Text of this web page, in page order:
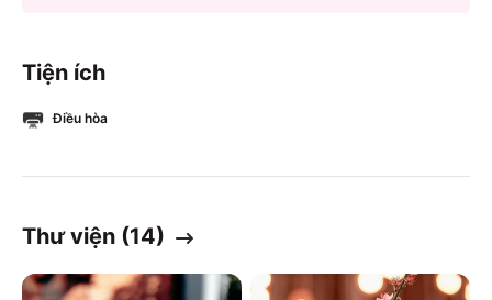
Tiện ích
Điều hòa
Thư viện (14)